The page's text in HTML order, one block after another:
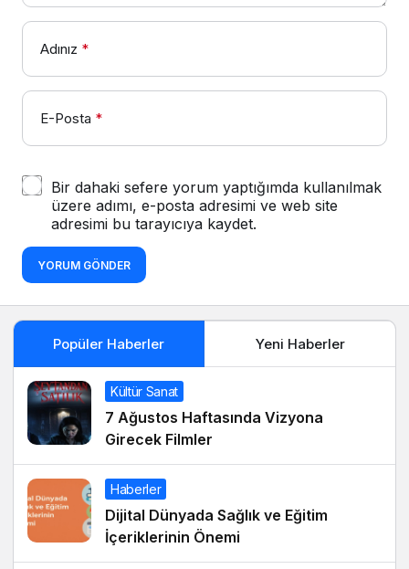
Adınız *
E-Posta *
Bir dahaki sefere yorum yaptığımda kullanılmak
üzere adımı, e-posta adresimi ve web site
adresimi bu tarayıcıya kaydet.
YORUM GÖNDER
Popüler Haberler Yeni Haberler
Kültür Sanat
7 Ağustos Haftasında Vizyona
Girecek Filmler
Haberler
Dijital Dünyada Sağlık ve Eğitim
İçeriklerinin Önemi